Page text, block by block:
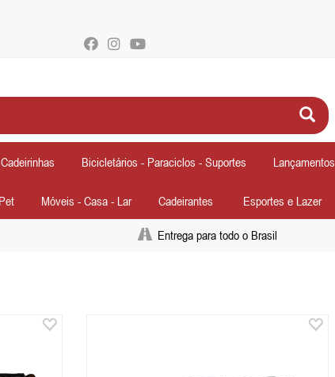
Cadeirinhas Bicicletários - Paraciclos - Suportes Lançamentos
Móveis - Casa - Lar Cadeirantes Esportes e Lazer
Entrega para todo o Brasil